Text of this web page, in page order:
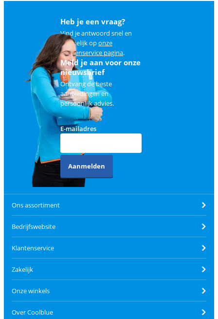
Heb je een vraag?
Vind je antwoord snel en
makkelijk oponze
klantenservice pagina.
Meld je aan voor onze
nieuwsbrief
Ontvang de beste
aanbiedingen en
persoonlijk advies.
E-mailadres
Aanmelden
Ons assortiment
Bedrijfswebsite
Klantenservice
Zakelijk
Onze winkels
Over Coolblue